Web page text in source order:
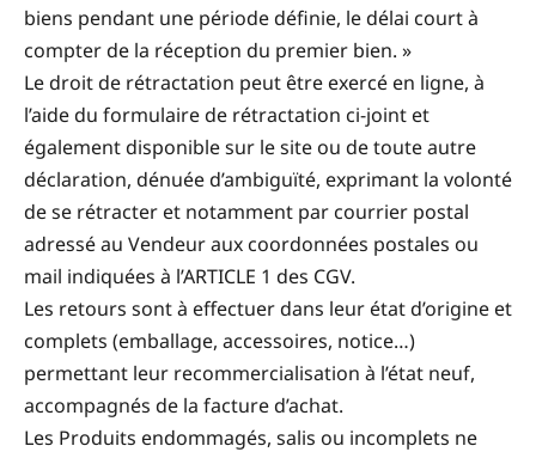
biens pendant une période définie, le délai court à
compter de la réception du premier bien. »
Le droit de rétractation peut être exercé en ligne, à
l’aide du formulaire de rétractation ci-joint et
également disponible sur le site ou de toute autre
déclaration, dénuée d’ambiguïté, exprimant la volonté
de se rétracter et notamment par courrier postal
adressé au Vendeur aux coordonnées postales ou
mail indiquées à l’ARTICLE 1 des CGV.
Les retours sont à effectuer dans leur état d’origine et
complets (emballage, accessoires, notice…)
permettant leur recommercialisation à l’état neuf,
accompagnés de la facture d’achat.
Les Produits endommagés, salis ou incomplets ne